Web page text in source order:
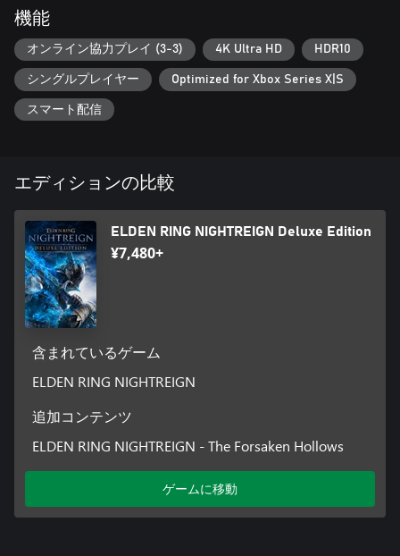
強敵だけでなくフィールドそのものを制することで得られる、
新たな達成感。
プレイするごとに拠点や敵、武器やアイテムが変化するフィー
ルドを駆け、キャラクターを強化します。
それぞれの“夜の王”に対して、どのようにキャラクターを強化
させるのか、フィールド探索自体が戦いの鍵となります。
戦士“夜渡り”たち。
剣士や魔女、亜人など、それぞれ出自の異なるキャラクター
は、その性能も多彩です。
さらに、特別なダガーで敵を傷つけ弱点を作り出す搦手や、そ
の場に巨大な墓石を呼び出す大技まで、キャラクターたちが持
つ固有の“スキル”と“アーツ”が戦闘にダイナミックな駆け引きを
生みます。
キャラクターによって変わるアクションの手触り、そしてそれ
ぞれの特性を活かした戦闘の立ち回りをお楽しみください。
機能
オンライン協力プレイ (3-3) 4K Ultra HD HDR10
シングルプレイヤー Optimized for Xbox Series X|S
スマート配信
エディションの比較
ELDEN RING NIGHTREIGN Deluxe Edition
¥7,480+
含まれているゲーム
ELDEN RING NIGHTREIGN
追加コンテンツ
ELDEN RING NIGHTREIGN - The Forsaken Hollows
ゲームに移動